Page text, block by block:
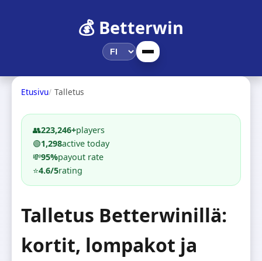
💰 Betterwin
Etusivu Talletus
👥223,246+players
🟢1,298active today
💸95%payout rate
⭐4.6/5rating
Talletus Betterwinillä:
kortit, lompakot ja